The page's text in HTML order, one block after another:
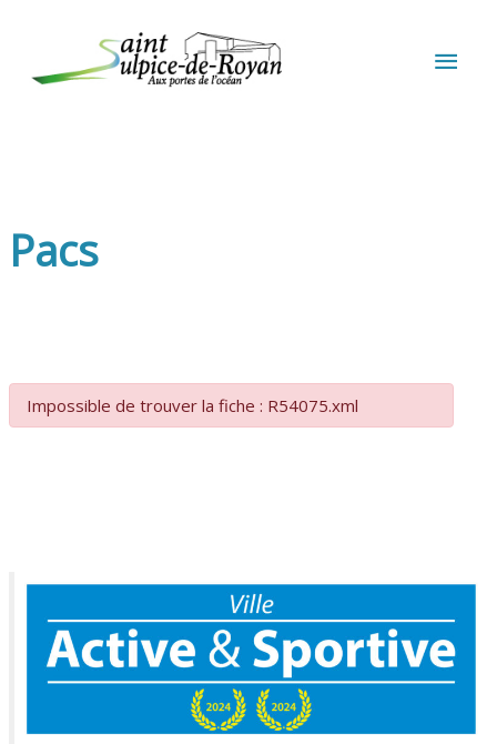
Pacs
Impossible de trouver la fiche : R54075.xml